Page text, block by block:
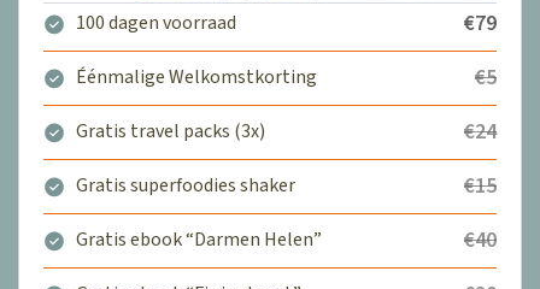
100 dagen voorraad €79
Éénmalige Welkomstkorting €5
Gratis travel packs (3x) €24
Gratis superfoodies shaker €15
Gratis ebook “Darmen Helen” €40